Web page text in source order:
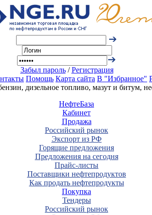
Забыл пароль/Регистрация
Помощь Карта сайта В "Избранное"
дизельное топливо, мазут и битум,
НефтеБаза
Кабинет
Продажа
Российский рынок
Экспорт из РФ
Горящие предложения
Предложения на сегодня
Прайс-листы
Поставщики нефтепродуктов
Как продать нефтепродукты
Покупка
Тендеры
Российский рынок